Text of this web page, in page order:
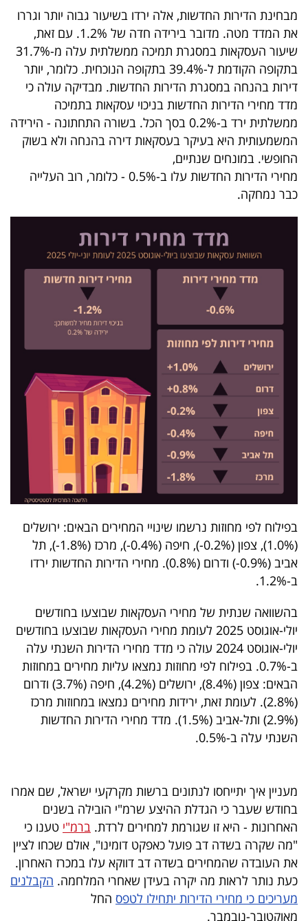
40
שיתופי
פעולה
דרושים
ניוזלטרים
באייס
עקבו
אחרינו:
מבחינת הדירות החדשות, אלה ירדו בשיעור גבוה יותר וגררו
את המדד מטה. מדובר בירידה חדה של 1.2%. עם זאת,
שיעור העסקאות במסגרת תמיכה ממשלתית עלה מ-31.7%
בתקופה הקודמת ל-39.4% בתקופה הנוכחית. כלומר, יותר
דירות בהנחה במסגרת הדירות החדשות. מבדיקה עולה כי
מדד מחירי הדירות החדשות בניכוי עסקאות בתמיכה
ממשלתית ירד ב-0.2% בסך הכל. בשורה התחתונה - הירידה
המשמעותית היא בעיקר בעסקאות דירה בהנחה ולא בשוק
החופשי. במונחים שנתיים,
מחירי הדירות החדשות עלו ב-0.5% - כלומר, רוב העלייה
כבר נמחקה.
בפילוח לפי מחוזות נרשמו שינויי המחירים הבאים: ירושלים
(1.0%), צפון (0.2%-), חיפה (0.4%-), מרכז (1.8%-), תל
אביב (0.9%-) ודרום (0.8%). מחירי הדירות החדשות ירדו
ב-1.2%.
בהשוואה שנתית של מחירי העסקאות שבוצעו בחודשים
יולי-אוגוסט 2025 לעומת מחירי העסקאות שבוצעו בחודשים
יולי-אוגוסט 2024 עולה כי מדד מחירי הדירות השנתי עלה
ב-0.7%. בפילוח לפי מחוזות נמצאו עליות מחירים במחוזות
הבאים: צפון (8.4%), ירושלים (4.2%), חיפה (3.7%) ודרום
(2.8%). לעומת זאת, ירידות מחירים נמצאו במחוזות מרכז
(2.9%) ותל-אביב (1.5%). מדד מחירי הדירות החדשות
השנתי עלה ב-0.5%.
מעניין איך יתייחסו לנתונים ברשות מקרקעי ישראל, שם אמרו
בחודש שעבר כי הגדלת ההיצע שרמ"י הובילה בשנים
האחרונות - היא זו שגורמת למחירים לרדת. ברמ"י טענו כי
"מה שקרה בשדה דב פועל כאפקט דומינו", אולם שכחו לציין
את העובדה שהמחירים בשדה דב דווקא עלו במכרז האחרון.
כעת נותר לראות מה יקרה בעידן שאחרי המלחמה. הקבלנים
מעריכים כי מחירי הדירות יתחילו לטפס החל
מאוקטובר-נובמבר.